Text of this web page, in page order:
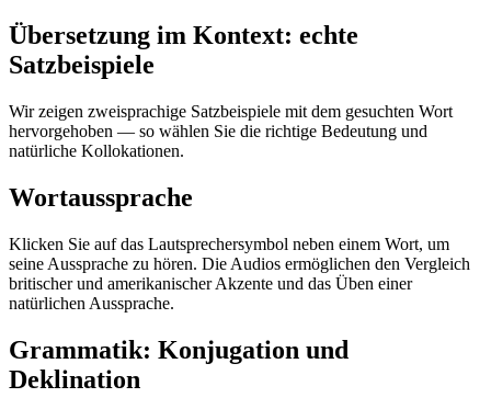
Übersetzung im Kontext: echte
Satzbeispiele
Wir zeigen zweisprachige Satzbeispiele mit dem gesuchten Wort
hervorgehoben — so wählen Sie die richtige Bedeutung und
natürliche Kollokationen.
Wortaussprache
Klicken Sie auf das Lautsprechersymbol neben einem Wort, um
seine Aussprache zu hören. Die Audios ermöglichen den Vergleich
britischer und amerikanischer Akzente und das Üben einer
natürlichen Aussprache.
Grammatik: Konjugation und
Deklination